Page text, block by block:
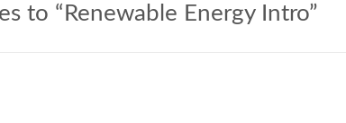
to “Renewable Energy Intro”